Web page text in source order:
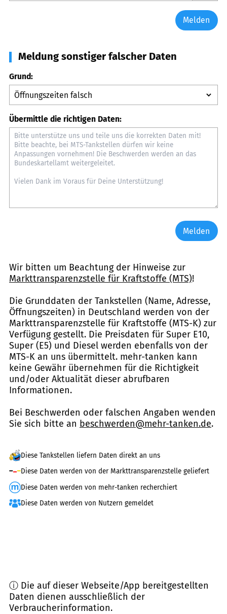
Melden
Meldung sonstiger falscher Daten
Grund:
Übermittle die richtigen Daten:
Melden
Wir bitten um Beachtung der Hinweise zur
Markttransparenzstelle für Kraftstoffe (MTS)!
Die Grunddaten der Tankstellen (Name, Adresse,
Öffnungszeiten) in Deutschland werden von der
Markttransparenzstelle für Kraftstoffe (MTS-K) zur
Verfügung gestellt. Die Preisdaten für Super E10,
Super (E5) und Diesel werden ebenfalls von der
MTS-K an uns übermittelt. mehr-tanken kann
keine Gewähr übernehmen für die Richtigkeit
und/oder Aktualität dieser abrufbaren
Informationen.
Bei Beschwerden oder falschen Angaben wenden
Sie sich bitte an beschwerden@mehr-tanken.de.
Diese Tankstellen liefern Daten direkt an uns
Diese Daten werden von der Markttransparenzstelle geliefert
Diese Daten werden von mehr-tanken recherchiert
Diese Daten werden von Nutzern gemeldet
ⓘ Die auf dieser Webseite/App bereitgestellten
Daten dienen ausschließlich der
Verbraucherinformation.